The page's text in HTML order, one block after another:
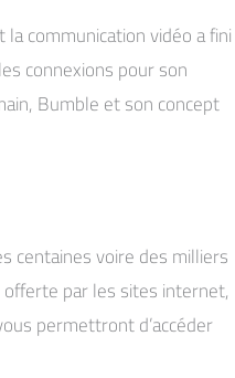
communication vidéo a fini
connexions pour son
Bumble et son concept
centaines voire des milliers
par les sites internet,
permettront d’accéder